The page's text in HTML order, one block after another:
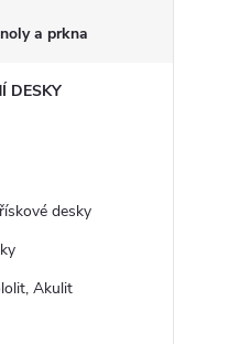
a prkna
DESKY
desky
Akulit